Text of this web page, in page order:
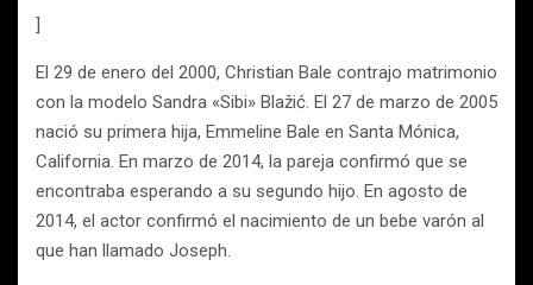
]
El 29 de enero del 2000, Christian Bale contrajo matrimonio
con la modelo Sandra «Sibi» Blažić. El 27 de marzo de 2005
nació su primera hija, Emmeline Bale en Santa Mónica,
California. En marzo de 2014, la pareja confirmó que se
encontraba esperando a su segundo hijo. En agosto de
2014, el actor confirmó el nacimiento de un bebe varón al
que han llamado Joseph.